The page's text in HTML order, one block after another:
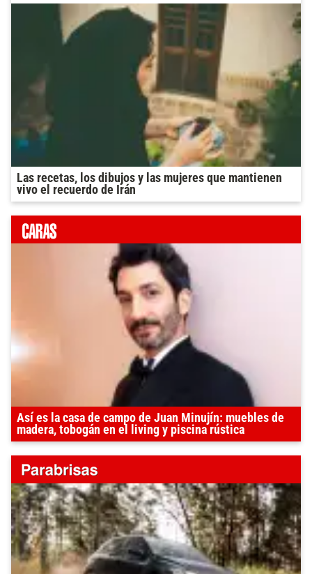
Las recetas, los dibujos y las mujeres que mantienen
vivo el recuerdo de Irán
Así es la casa de campo de Juan Minujín: muebles de
madera, tobogán en el living y piscina rústica